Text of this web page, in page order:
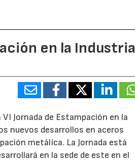
en la Industria
Jornada de Estampación en la
nuevos desarrollos en aceros
metálica. La Jornada está
en la sede de este en el